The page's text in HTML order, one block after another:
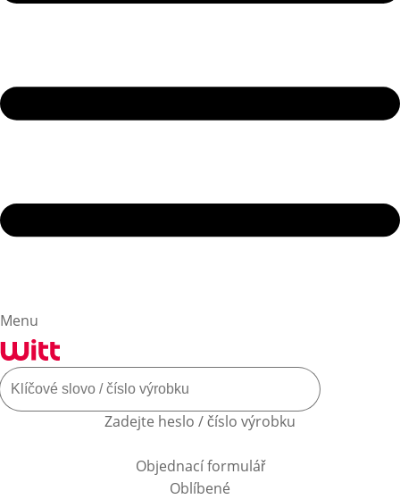
Menu
Zadejte heslo / číslo výrobku
Objednací formulář
Oblíbené